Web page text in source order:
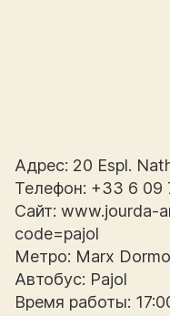
Адрес: 20 Espl.
Телефон: +33 6 09
Сайт: www.jourda-
code=pajol
Метро: Marx
Автобус: Pajol
Время работы: